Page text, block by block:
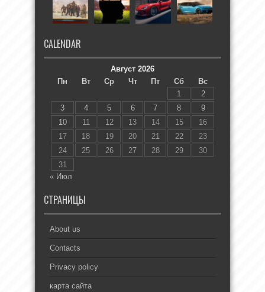
CALENDAR
Август 2026
Пн
Вт Ср Чт Пт Сб
Вс
1
2
3
4 5 6 7 8
9
10
11 12 13 14 15
16
17
18 19 20 21 22
23
24
25 26 27 28 29
30
31
« Июл
СТРАНИЦЫ
About us
Contacts
Privacy policy
карта сайта